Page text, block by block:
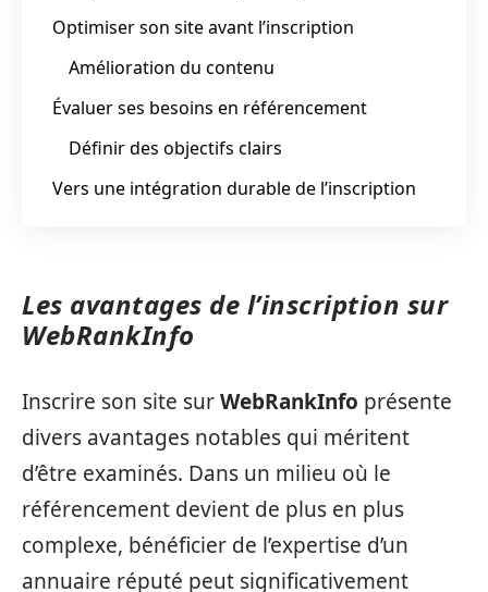
Optimiser son site avant l’inscription
Amélioration du contenu
Évaluer ses besoins en référencement
Définir des objectifs clairs
Vers une intégration durable de l’inscription
Les avantages de l’inscription sur
WebRankInfo
Inscrire son site surWebRankInfo présente
divers avantages notables qui méritent
d’être examinés. Dans un milieu où le
référencement devient de plus en plus
complexe, bénéficier de l’expertise d’un
annuaire réputé peut significativement